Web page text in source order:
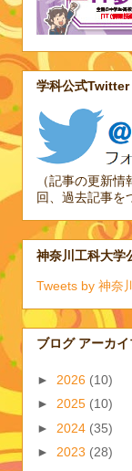
学科公式Twitter
（記事の更新情
回、過去記事を
神奈川工科大学
Tweets by 神奈
ブログ アーカイ
► 2026 (10)
► 2025 (10)
► 2024 (35)
► 2023 (28)